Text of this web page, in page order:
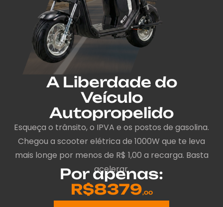
A Liberdade do
Veículo
Autopropelido
Esqueça o trânsito, o IPVA e os postos de gasolina.
Chegou a scooter elétrica de 1000W que te leva
mais longe por menos de R$ 1,00 a recarga. Basta
acelerar.
Por apenas:
R$8379,00